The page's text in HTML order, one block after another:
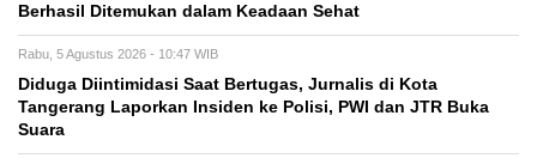
Berhasil Ditemukan dalam Keadaan Sehat
Rabu, 5 Agustus 2026 - 10:47 WIB
Diduga Diintimidasi Saat Bertugas, Jurnalis di Kota
Tangerang Laporkan Insiden ke Polisi, PWI dan JTR Buka
Suara